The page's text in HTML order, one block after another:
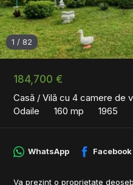
184,700 €
Casă / Vilă cu 4 camere de
Odaile
160 mp 1965
1 / 82
WhatsApp Facebook
Va prezint o proprietate